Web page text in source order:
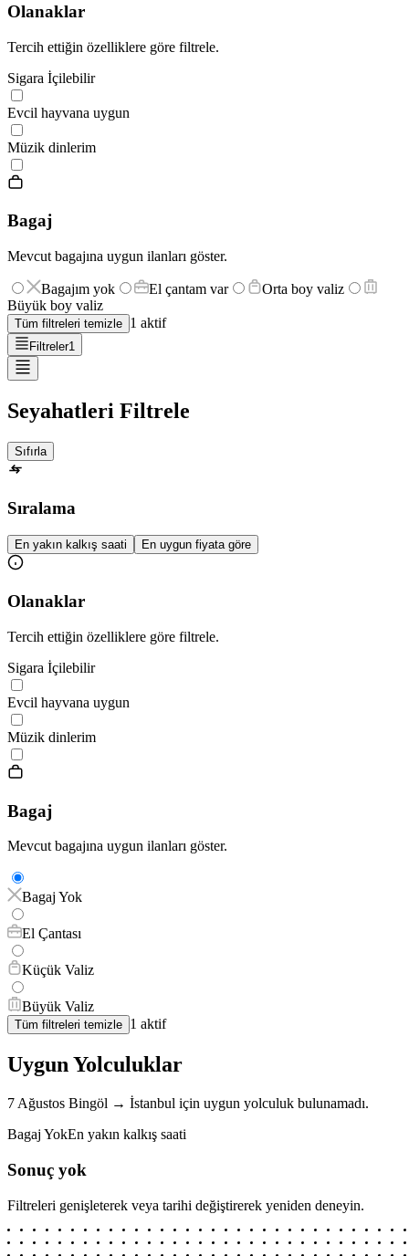
Olanaklar
Tercih ettiğin özelliklere göre filtrele.
Sigara İçilebilir
Evcil hayvana uygun
Müzik dinlerim
Bagaj
Mevcut bagajına uygun ilanları göster.
Bagajım yok El çantam var
Orta boy valiz
Büyük boy valiz
Tüm filtreleri temizle 1 aktif
Filtreler1
Seyahatleri Filtrele
Sıfırla
Sıralama
En yakın kalkış saati En uygun fiyata göre
Olanaklar
Tercih ettiğin özelliklere göre filtrele.
Sigara İçilebilir
Evcil hayvana uygun
Müzik dinlerim
Bagaj
Mevcut bagajına uygun ilanları göster.
Bagaj Yok
El Çantası
Küçük Valiz
Büyük Valiz
Tüm filtreleri temizle 1 aktif
Uygun Yolculuklar
7 Ağustos Bingöl → İstanbul için uygun yolculuk bulunamadı.
Bagaj YokEn yakın kalkış saati
Sonuç yok
Filtreleri genişleterek veya tarihi değiştirerek yeniden deneyin.